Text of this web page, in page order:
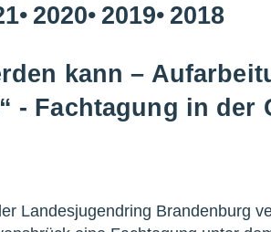
2020 2019 2018
kann –
Fachtagung in der
Landesjugendring Brandenburg